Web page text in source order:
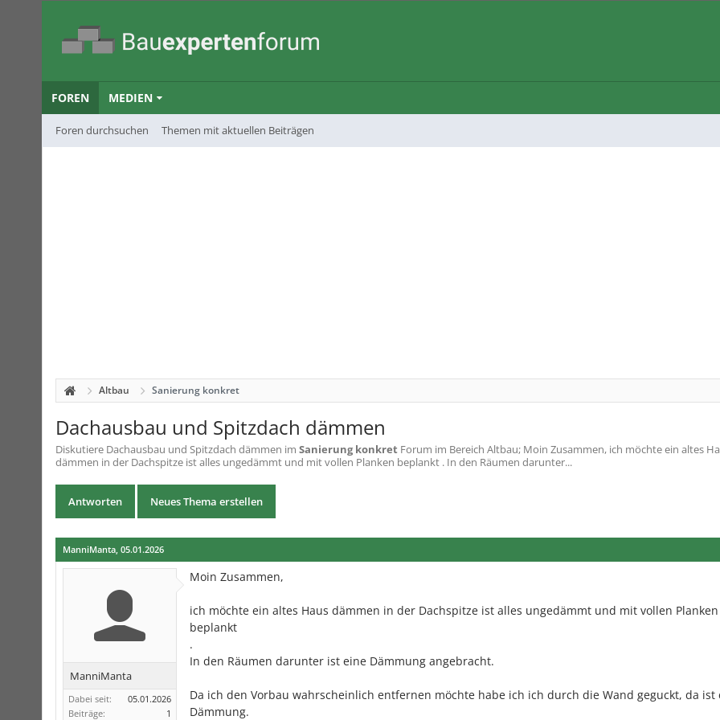
FOREN
Foren durchsuchen Themen mit aktuellen Beiträgen
MEDIEN
Altbau Sanierung konkret
Dachausbau und Spitzdach dämmen
Diskutiere Dachausbau und Spitzdach dämmen im Sanierung konkret Forum im Bereich Altbau; Moin Zusammen, ich möchte ein altes
dämmen in der Dachspitze ist alles ungedämmt und mit vollen Planken beplankt . In den Räumen darunter...
Antworten Neues Thema erstellen
ManniManta, 05.01.2026
ManniManta
Dabei seit:
05.01.2026
Beiträge:
1
Moin Zusammen,
ich möchte ein altes Haus dämmen in der Dachspitze ist alles ungedämmt und mit vollen Planken
beplankt
.
In den Räumen darunter ist eine Dämmung angebracht.
Da ich den Vorbau wahrscheinlich entfernen möchte habe ich ich durch die Wand geguckt, da ist
Dämmung.